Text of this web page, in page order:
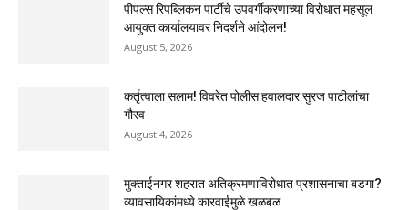
पीपल्स रिपब्लिकन पार्टीचे उपवर्गीकरणाच्या विरोधात महसूल
आयुक्त कार्यालयावर निदर्शने आंदोलन!
August 5, 2026
कर्तृत्वाला सलाम! विवरेत पोलीस हवालदार सुरज पाटीलांचा
गौरव
August 4, 2026
मुक्ताईनगर शहरात अतिक्रमणाविरोधात प्रशासनाचा बडगा?
व्यावसायिकांमध्ये कारवाईमुळे खळबळ